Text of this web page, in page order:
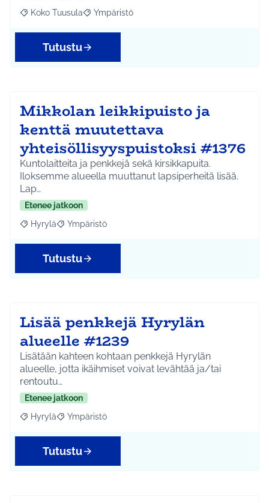
Rajaa tulokset aihepiirin mukaan: Koko Tuusula
Koko Tuusula Rajaa tulokset teeman mukaan: Ympäristö
Ympäristö
Tutustu
Mikkolan leikkipuisto ja
kenttä muutettava
yhteisöllisyyspuistoksi #1376
Kuntolaitteita ja penkkejä sekä kirsikkapuita.
Iloksemme alueella muuttanut lapsiperheitä lisää.
Lap…
Etenee jatkoon
Rajaa tulokset aihepiirin mukaan: Hyrylä
Hyrylä Rajaa tulokset teeman mukaan: Ympäristö
Ympäristö
Tutustu
Lisää penkkejä Hyrylän
alueelle #1239
Lisätään kahteen kohtaan penkkejä Hyrylän
alueelle, jotta ikäihmiset voivat levähtää ja/tai
rentoutu…
Etenee jatkoon
Rajaa tulokset aihepiirin mukaan: Hyrylä
Hyrylä Rajaa tulokset teeman mukaan: Ympäristö
Ympäristö
Tutustu